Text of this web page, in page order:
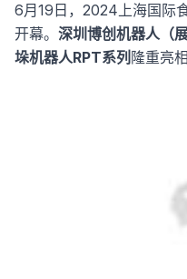
6月19日，2024上海国际
开幕。 深圳博创机器人（
垛机器人RPT系列 隆重亮